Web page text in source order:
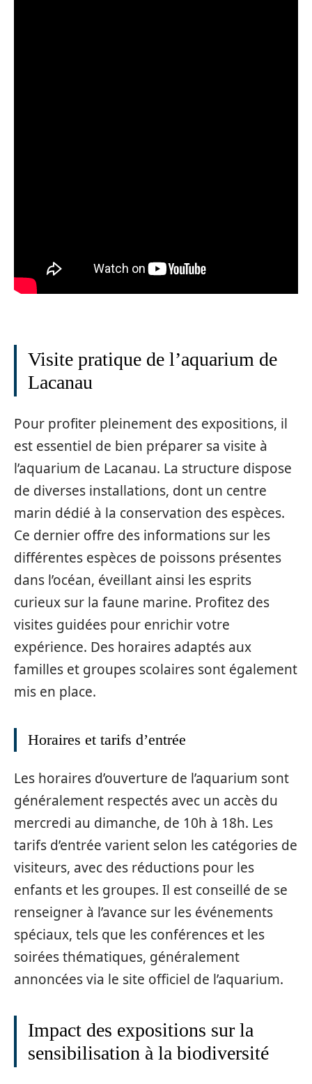
Visite pratique de l’aquarium de
Lacanau
Pour profiter pleinement des expositions, il
est essentiel de bien préparer sa visite à
l’aquarium de Lacanau. La structure dispose
de diverses installations, dont un centre
marin dédié à la conservation des espèces.
Ce dernier offre des informations sur les
différentes espèces de poissons présentes
dans l’océan, éveillant ainsi les esprits
curieux sur la faune marine. Profitez des
visites guidées pour enrichir votre
expérience. Des horaires adaptés aux
familles et groupes scolaires sont également
mis en place.
Horaires et tarifs d’entrée
Les horaires d’ouverture de l’aquarium sont
généralement respectés avec un accès du
mercredi au dimanche, de 10h à 18h. Les
tarifs d’entrée varient selon les catégories de
visiteurs, avec des réductions pour les
enfants et les groupes. Il est conseillé de se
renseigner à l’avance sur les événements
spéciaux, tels que les conférences et les
soirées thématiques, généralement
annoncées via le site officiel de l’aquarium.
Impact des expositions sur la
sensibilisation à la biodiversité